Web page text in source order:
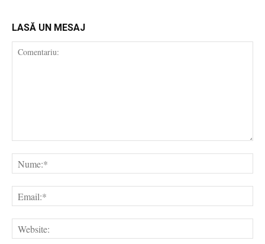
LASĂ UN MESAJ